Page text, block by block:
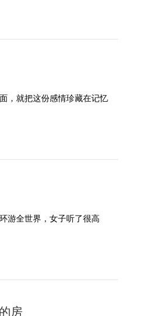
，就把这份感情珍藏在记忆
游全世界，女子听了很高
房